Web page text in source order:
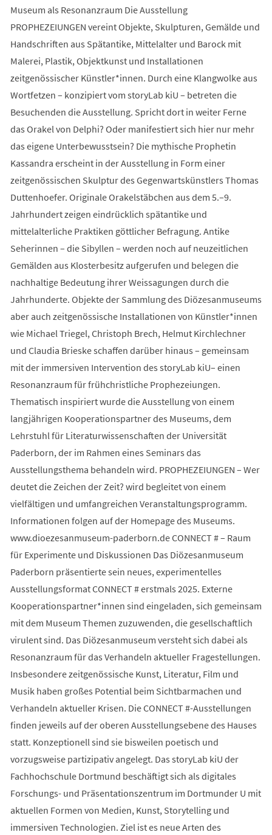
Museum als Resonanzraum Die Ausstellung
PROPHEZEIUNGEN vereint Objekte, Skulpturen, Gemälde und
Handschriften aus Spätantike, Mittelalter und Barock mit
Malerei, Plastik, Objektkunst und Installationen
zeitgenössischer Künstler*innen. Durch eine Klangwolke aus
Wortfetzen – konzipiert vom storyLab kiU – betreten die
Besuchenden die Ausstellung. Spricht dort in weiter Ferne
das Orakel von Delphi? Oder manifestiert sich hier nur mehr
das eigene Unterbewusstsein? Die mythische Prophetin
Kassandra erscheint in der Ausstellung in Form einer
zeitgenössischen Skulptur des Gegenwartskünstlers Thomas
Duttenhoefer. Originale Orakelstäbchen aus dem 5.–9.
Jahrhundert zeigen eindrücklich spätantike und
mittelalterliche Praktiken göttlicher Befragung. Antike
Seherinnen – die Sibyllen – werden noch auf neuzeitlichen
Gemälden aus Klosterbesitz aufgerufen und belegen die
nachhaltige Bedeutung ihrer Weissagungen durch die
Jahrhunderte. Objekte der Sammlung des Diözesanmuseums
aber auch zeitgenössische Installationen von Künstler*innen
wie Michael Triegel, Christoph Brech, Helmut Kirchlechner
und Claudia Brieske schaffen darüber hinaus – gemeinsam
mit der immersiven Intervention des storyLab kiU– einen
Resonanzraum für frühchristliche Prophezeiungen.
Thematisch inspiriert wurde die Ausstellung von einem
langjährigen Kooperationspartner des Museums, dem
Lehrstuhl für Literaturwissenschaften der Universität
Paderborn, der im Rahmen eines Seminars das
Ausstellungsthema behandeln wird. PROPHEZEIUNGEN – Wer
deutet die Zeichen der Zeit? wird begleitet von einem
vielfältigen und umfangreichen Veranstaltungsprogramm.
Informationen folgen auf der Homepage des Museums.
www.dioezesanmuseum-paderborn.de CONNECT # – Raum
für Experimente und Diskussionen Das Diözesanmuseum
Paderborn präsentierte sein neues, experimentelles
Ausstellungsformat CONNECT # erstmals 2025. Externe
Kooperationspartner*innen sind eingeladen, sich gemeinsam
mit dem Museum Themen zuzuwenden, die gesellschaftlich
virulent sind. Das Diözesanmuseum versteht sich dabei als
Resonanzraum für das Verhandeln aktueller Fragestellungen.
Insbesondere zeitgenössische Kunst, Literatur, Film und
Musik haben großes Potential beim Sichtbarmachen und
Verhandeln aktueller Krisen. Die CONNECT #-Ausstellungen
finden jeweils auf der oberen Ausstellungsebene des Hauses
statt. Konzeptionell sind sie bisweilen poetisch und
vorzugsweise partizipativ angelegt. Das storyLab kiU der
Fachhochschule Dortmund beschäftigt sich als digitales
Forschungs- und Präsentationszentrum im Dortmunder U mit
aktuellen Formen von Medien, Kunst, Storytelling und
immersiven Technologien. Ziel ist es neue Arten des